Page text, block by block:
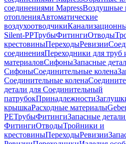
соединениями MapressВоздушные
отопленияАвтоматические
воздухоотводчики
Silent-PPТрубыФитингиОтводы
крестовиныПереходыРевизии
соединенияПереходники для труб
материаловСифоныЗапасные
СифоныСоединительные колена
Соединительные колена
детали для Соединительный
патрубокПринадлежности
крышкаРасходные материалы
PEТрубыФитингиЗапасные
ФитингиОтводыТройники и
крестовиныПереходыРевизии